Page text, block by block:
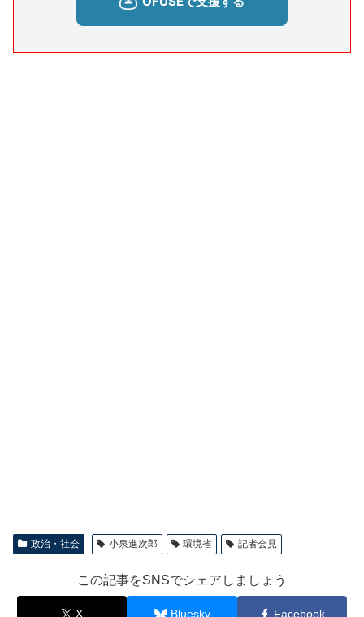
政治・社会 小泉進次郎 環境省 記者会見
この記事をSNSでシェアしましょう
X Bluesky Facebook